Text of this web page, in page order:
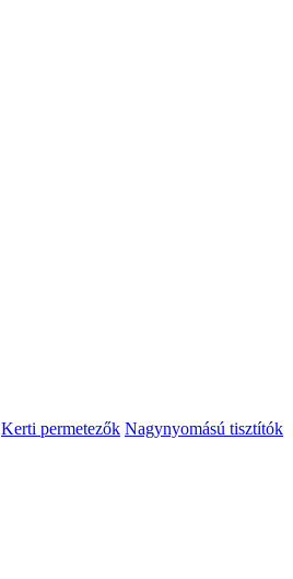
Kerti permetezők Nagynyomású tisztítók